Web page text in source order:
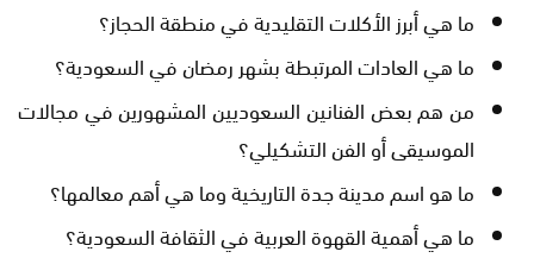
ما هي أبرز الأكلات التقليدية في منطقة الحجاز؟
ما هي العادات المرتبطة بشهر رمضان في السعودية؟
من هم بعض الفنانين السعوديين المشهورين في مجالات
الموسيقى أو الفن التشكيلي؟
ما هو اسم مدينة جدة التاريخية وما هي أهم معالمها؟
ما هي أهمية القهوة العربية في الثقافة السعودية؟